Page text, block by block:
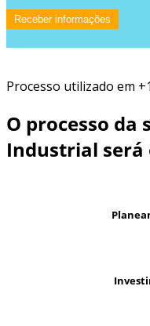
Processo utilizado em
O processo da
Industrial será